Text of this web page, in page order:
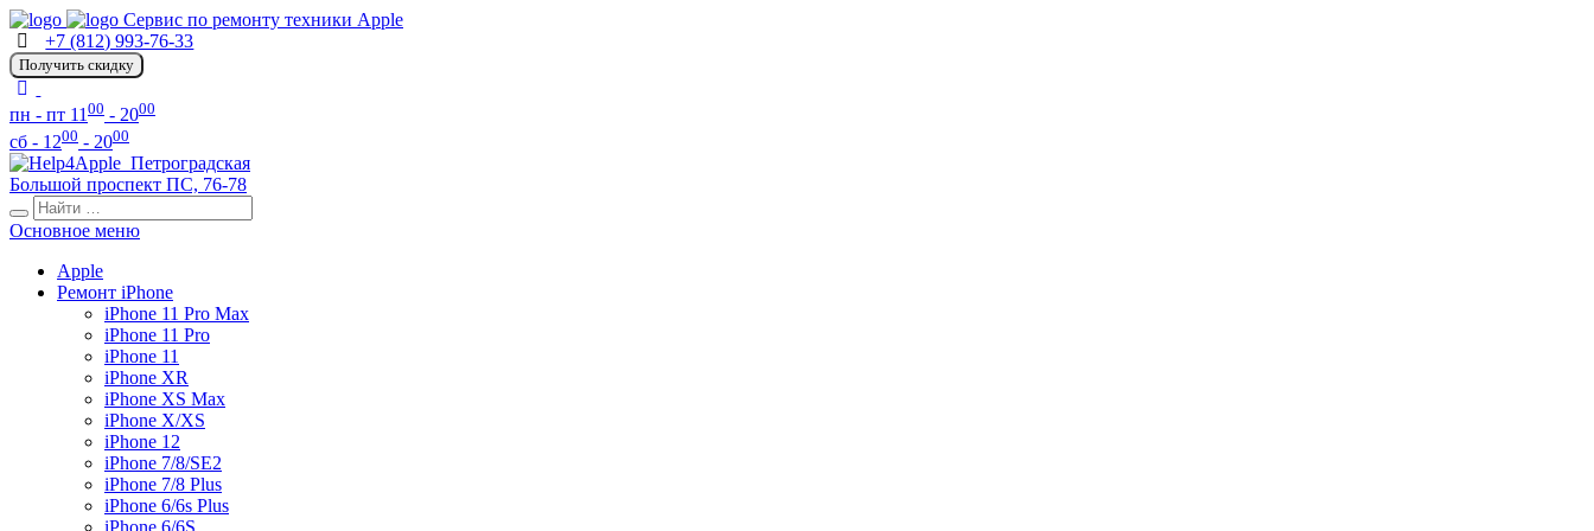
Сервис по ремонту техники Apple
+7 (812) 993-76-33
Получить скидку
пн - пт 11 00 - 2000
сб - 1200 - 2000
Петроградская
Большой проспект ПС, 76-78
Основное меню
Apple
Ремонт iPhone
iPhone 11 Pro Max
iPhone 11 Pro
iPhone 11
iPhone XR
iPhone XS Max
iPhone X/XS
iPhone 12
iPhone 7/8/SE2
iPhone 7/8 Plus
iPhone 6/6s Plus
iPhone 6/6S